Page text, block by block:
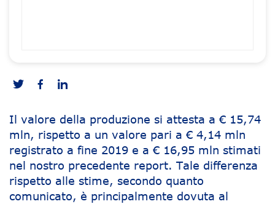
Il valore della produzione si attesta a € 15,74
mln, rispetto a un valore pari a € 4,14 mln
registrato a fine 2019 e a € 16,95 mln stimati
nel nostro precedente report. Tale differenza
rispetto alle stime, secondo quanto
comunicato, è principalmente dovuta al